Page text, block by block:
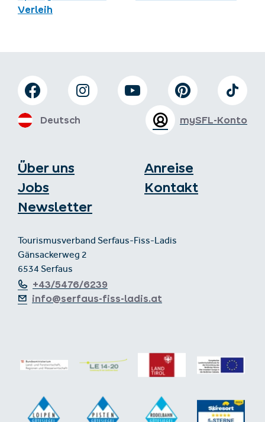
Verleih
Über uns
Jobs
Newsletter
Anreise
Kontakt
Tourismusverband Serfaus-Fiss-Ladis
Gänsackerweg 2
6534 Serfaus
+43/5476/6239
info@serfaus-fiss-ladis.at
mySFL-Konto
Deutsch